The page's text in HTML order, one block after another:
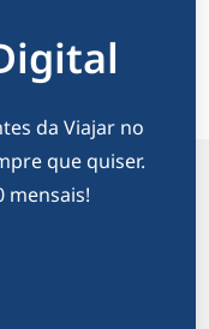
da Viajar no
que quiser.
mensais!